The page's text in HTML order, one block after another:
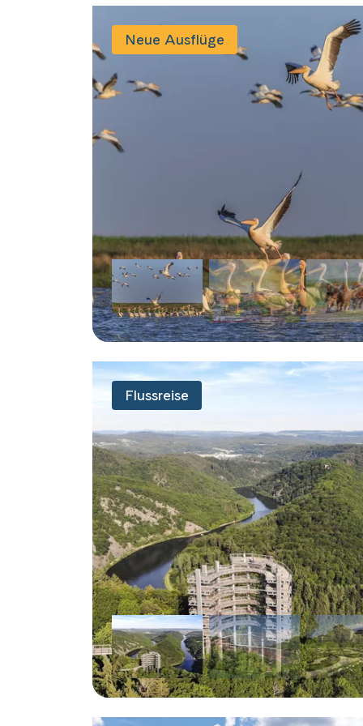
Neue Ausflüge
Flussreise